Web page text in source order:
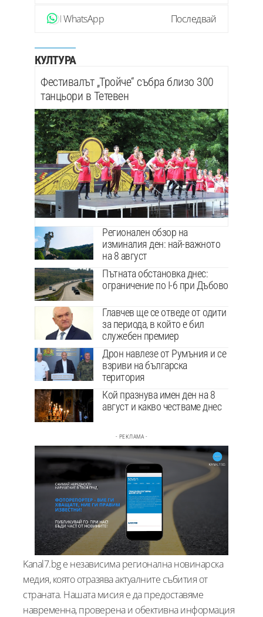
WhatsApp Последвай
КУЛТУРА
Фестивалът „Тройче“ събра близо 300
танцьори в Тетевен
Регионален обзор на
изминалия ден: най-важното
на 8 август
Пътната обстановка днес:
ограничение по I-6 при Дъбово
Главчев ще се отведе от одити
за периода, в който е бил
служебен премиер
Дрон навлезе от Румъния и се
взриви на българска
територия
Кой празнува имен ден на 8
август и какво честваме днес
- РЕКЛАМА -
Kanal7.bg е независима регионална новинарска
медия, която отразява актуалните събития от
страната. Нашата мисия е да предоставяме
навременна, проверена и обективна информация